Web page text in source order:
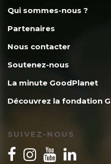
Qui sommes-nous ?
Partenaires
Nous contacter
Soutenez-nous
La minute GoodPlanet
Découvrez la fondation
SUIVEZ-NOUS